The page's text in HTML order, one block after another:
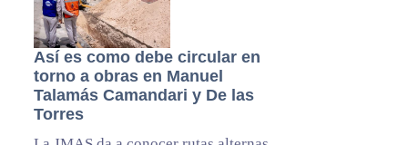
Así es como debe circular en
torno a obras en Manuel
Talamás Camandari y De las
Torres